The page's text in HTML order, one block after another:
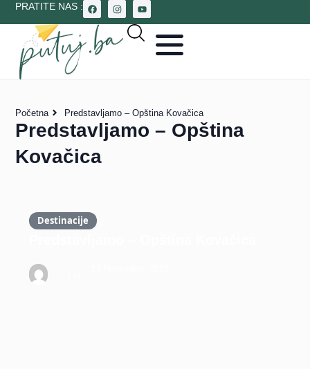
PRATITE NAS :
Početna Predstavljamo – Opština Kovačica
Predstavljamo – Opština
Kovačica
Destinacije